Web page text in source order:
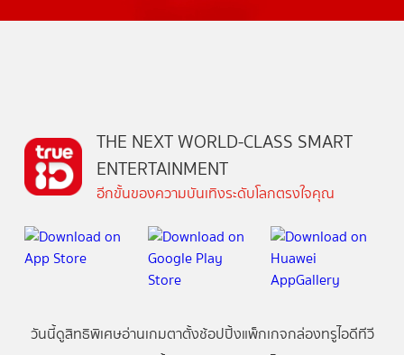
THE NEXT WORLD-CLASS SMART
ENTERTAINMENT
อีกขั้นของความบันเทิงระดับโลกตรงใจคุณ
วันนี้ดูสิทธิพิเศษอ่านเกมตาตั้งช้อปปิ้งแพ็กเกจกล่องทรูไอดีทีวี